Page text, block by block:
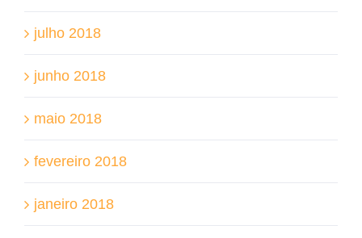
julho 2018
junho 2018
maio 2018
fevereiro 2018
janeiro 2018